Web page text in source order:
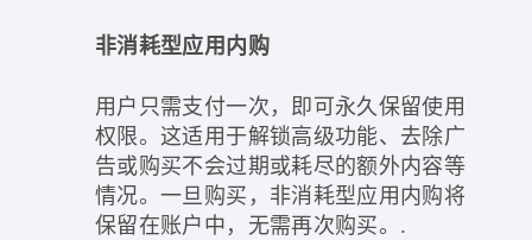
非消耗型应用内购
用户只需支付一次，即可永久保留使用
权限。这适用于解锁高级功能、去除广
告或购买不会过期或耗尽的额外内容等
情况。一旦购买，非消耗型应用内购将
保留在账户中，无需再次购买。.